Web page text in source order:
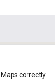
correctly.